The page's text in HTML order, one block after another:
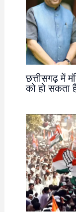
छत्तीसगढ़ में
को हो सकता